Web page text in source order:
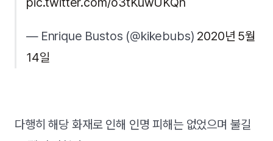
— Enrique Bustos (@kikebubs) 2020년 5월
14일
다행히 해당 화재로 인해 인명 피해는 없었으며 불길